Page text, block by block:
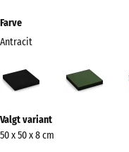
Farve
Antracit
(active)
information
om
Valgt variant
50 x 50 x 8 cm